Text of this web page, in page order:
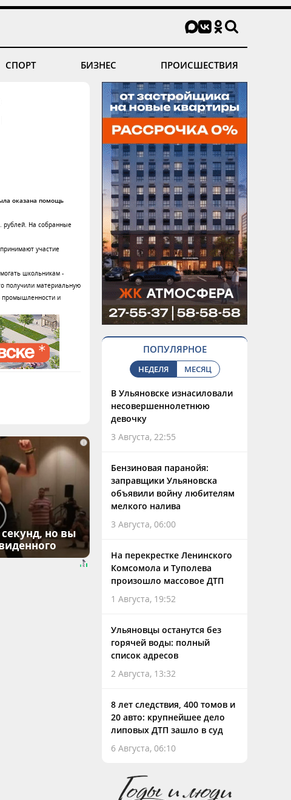
СПОРТ БИЗНЕС ПРОИСШЕСТВИЯ
оказана помощь
рублей. На собранные
участие
школьникам -
получили материальную
промышленности и
i
но вы
ПОПУЛЯРНОЕ
НЕДЕЛЯ МЕСЯЦ
В Ульяновске изнасиловали
несовершеннолетнюю
девочку
3 Августа, 22:55
Бензиновая паранойя:
заправщики Ульяновска
объявили войну любителям
мелкого налива
3 Августа, 06:00
На перекрестке Ленинского
Комсомола и Туполева
произошло массовое ДТП
1 Августа, 19:52
Ульяновцы останутся без
горячей воды: полный
список адресов
2 Августа, 13:32
8 лет следствия, 400 томов и
20 авто: крупнейшее дело
липовых ДТП зашло в суд
6 Августа, 06:10